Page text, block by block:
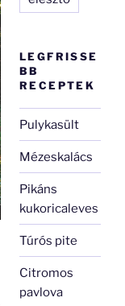
LEGFRISSE
BB
RECEPTEK
Pulykasült
Mézeskalács
Pikáns
kukoricaleves
Túrós pite
Citromos
pavlova